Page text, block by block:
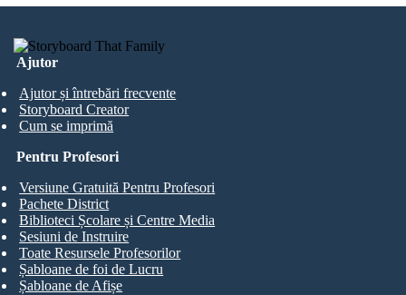
Ajutor
Ajutor și întrebări frecvente
Storyboard Creator
Cum se imprimă
Pentru Profesori
Versiune Gratuită Pentru Profesori
Pachete District
Biblioteci Școlare și Centre Media
Sesiuni de Instruire
Toate Resursele Profesorilor
Șabloane de foi de Lucru
Șabloane de Afișe